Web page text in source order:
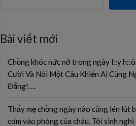
Bài viết mới
Chồng khóc nức nở trong ngày l::y
Cười Và Nói Một Câu Khiến Ai Cũng
Đắng!….
Thấy mẹ chồng ngày nào cũng lén lút
cơm vào phòng của cháu. Tôi sinh nghi